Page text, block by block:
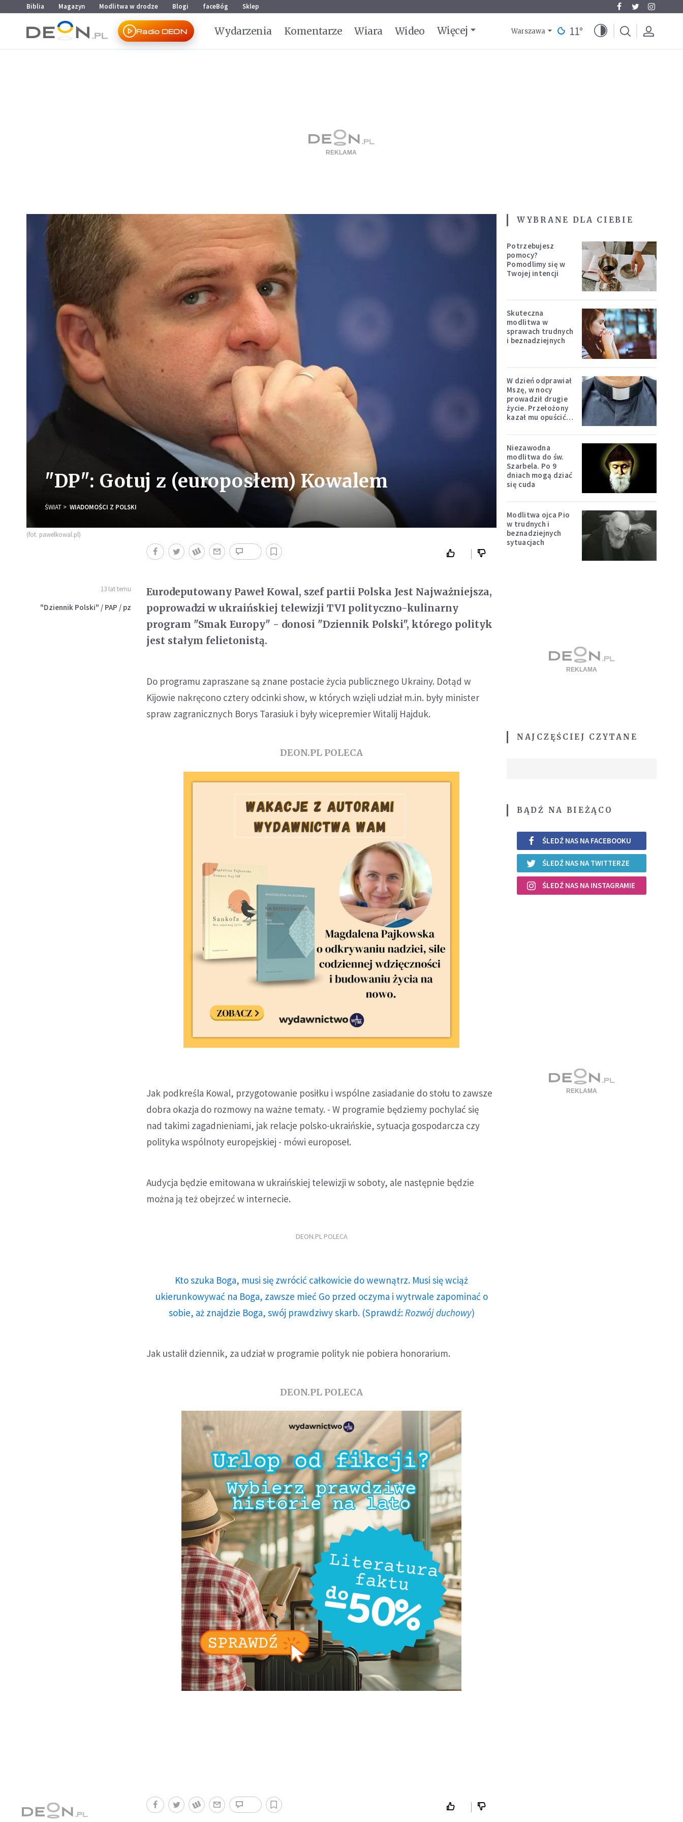
Przejdź do menu głównego
Przejdź do treści
Biblia Magazyn Modlitwa w drodze Blogi faceBóg Sklep
Radio DEON Wydarzenia Komentarze Wiara Wideo Więcej Warszawa 11°
"DP": Gotuj z (europosłem) Kowalem
ŚWIAT WIADOMOŚCI Z POLSKI
(fot. pawelkowal.pl)
13 lat temu
"Dziennik Polski" / PAP / pz
Eurodeputowany Paweł Kowal, szef partii Polska Jest Najważniejsza,
poprowadzi w ukraińskiej telewizji TVI polityczno-kulinarny
program "Smak Europy" - donosi "Dziennik Polski", którego polityk
jest stałym felietonistą.
Do programu zapraszane są znane postacie życia publicznego Ukrainy. Dotąd w
Kijowie nakręcono cztery odcinki show, w których wzięli udział m.in. były minister
spraw zagranicznych Borys Tarasiuk i były wicepremier Witalij Hajduk.
DEON.PL POLECA
Jak podkreśla Kowal, przygotowanie posiłku i wspólne zasiadanie do stołu to zawsze
dobra okazja do rozmowy na ważne tematy. - W programie będziemy pochylać się
nad takimi zagadnieniami, jak relacje polsko-ukraińskie, sytuacja gospodarcza czy
polityka wspólnoty europejskiej - mówi europoseł.
Audycja będzie emitowana w ukraińskiej telewizji w soboty, ale następnie będzie
można ją też obejrzeć w internecie.
DEON.PL POLECA
Kto szuka Boga, musi się zwrócić całkowicie do wewnątrz. Musi się wciąż
ukierunkowywać na Boga, zawsze mieć Go przed oczyma i wytrwale zapominać o
sobie, aż znajdzie Boga, swój prawdziwy skarb. (Sprawdź: Rozwój duchowy)
Jak ustalił dziennik, za udział w programie polityk nie pobiera honorarium.
DEON.PL POLECA
WYBRANE DLA CIEBIE
Potrzebujesz
pomocy?
Pomodlimy się w
Twojej intencji
Skuteczna
modlitwa w
sprawach trudnych
i beznadziejnych
W dzień odprawiał
Mszę, w nocy
prowadził drugie
życie. Przełożony
kazał mu opuścić
Niezawodna
modlitwa do św.
Szarbela. Po 9
dniach mogą dziać
się cuda
Modlitwa ojca Pio
w trudnych i
beznadziejnych
sytuacjach
NAJCZĘŚCIEJ CZYTANE
BĄDŹ NA BIEŻĄCO
ŚLEDŹ NAS NA FACEBOOKU
ŚLEDŹ NAS NA TWITTERZE
ŚLEDŹ NAS NA INSTAGRAMIE